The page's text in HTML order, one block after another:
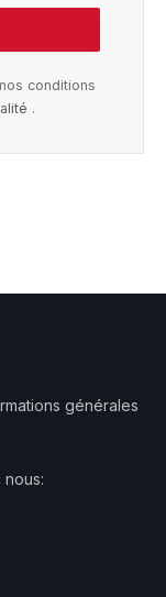
conditions
.
générales